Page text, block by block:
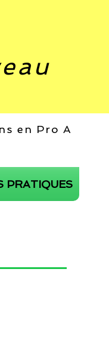
en Pro A
PRATIQUES